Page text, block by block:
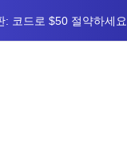
: 코드로 $50 절약하세요